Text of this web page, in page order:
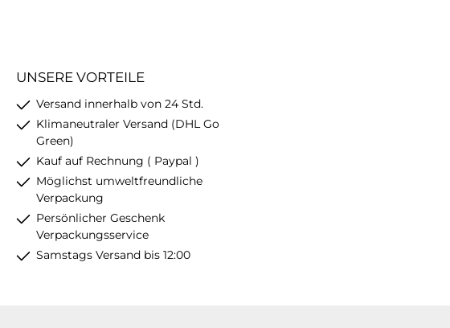
UNSERE VORTEILE
Versand innerhalb von 24 Std.
Klimaneutraler Versand (DHL Go
Green)
Kauf auf Rechnung ( Paypal )
Möglichst umweltfreundliche
Verpackung
Persönlicher Geschenk
Verpackungsservice
Samstags Versand bis 12:00